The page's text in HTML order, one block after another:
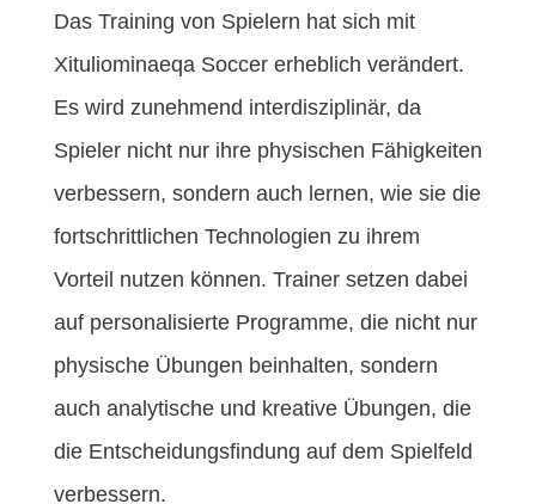
Das Training von Spielern hat sich mit
Xituliominaeqa Soccer erheblich verändert.
Es wird zunehmend interdisziplinär, da
Spieler nicht nur ihre physischen Fähigkeiten
verbessern, sondern auch lernen, wie sie die
fortschrittlichen Technologien zu ihrem
Vorteil nutzen können. Trainer setzen dabei
auf personalisierte Programme, die nicht nur
physische Übungen beinhalten, sondern
auch analytische und kreative Übungen, die
die Entscheidungsfindung auf dem Spielfeld
verbessern.